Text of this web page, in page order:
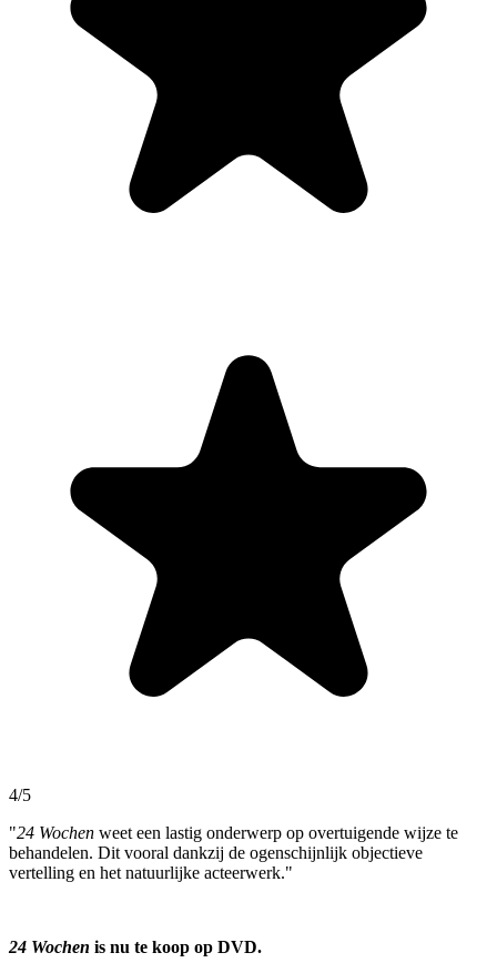
4/5
"24 Wochen weet een lastig onderwerp op overtuigende wijze te
behandelen. Dit vooral dankzij de ogenschijnlijk objectieve
vertelling en het natuurlijke acteerwerk."
24 Wochen is nu te koop op DVD.